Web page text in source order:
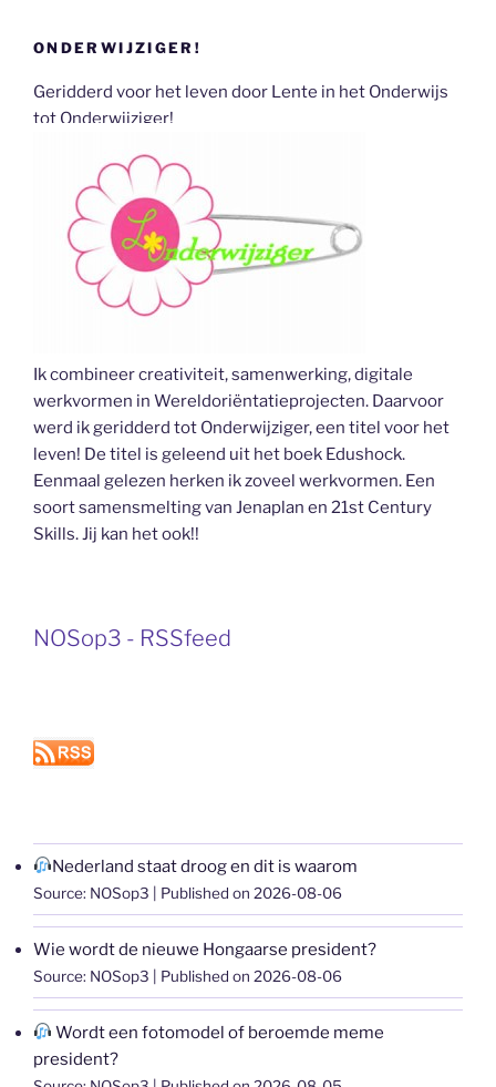
ONDERWIJZIGER!
Geridderd voor het leven door Lente in het Onderwijs
tot Onderwijziger!
Ik combineer creativiteit, samenwerking, digitale
werkvormen in Wereldoriëntatieprojecten. Daarvoor
werd ik geridderd tot Onderwijziger, een titel voor het
leven! De titel is geleend uit het boek Edushock.
Eenmaal gelezen herken ik zoveel werkvormen. Een
soort samensmelting van Jenaplan en 21st Century
Skills. Jij kan het ook!!
NOSop3 - RSSfeed
Nederland staat droog en dit is waarom
Source: NOSop3 Published on 2026-08-06
Wie wordt de nieuwe Hongaarse president?
Source: NOSop3 Published on 2026-08-06
Wordt een fotomodel of beroemde meme
president?